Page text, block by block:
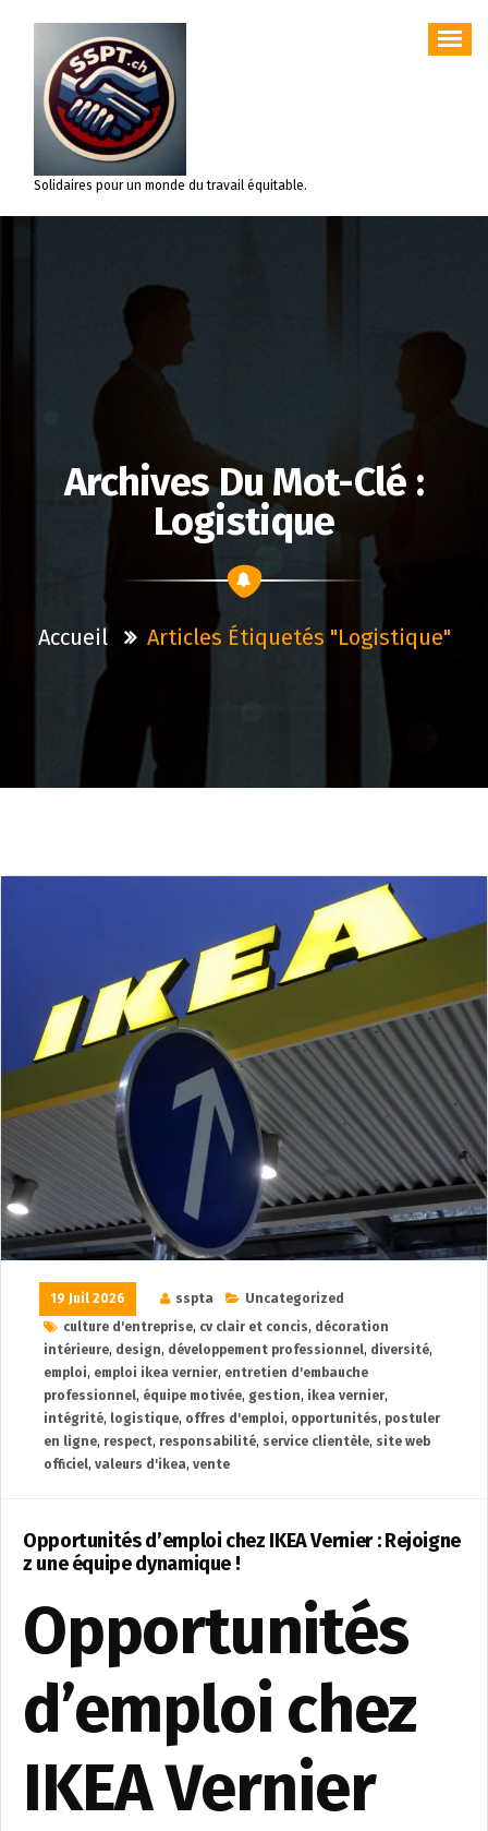
contenu
Solidaires pour un monde du travail équitable.
Archives Du Mot-Clé :
Logistique
Accueil Articles Étiquetés "logistique"
19 Juil 2026 sspta
Uncategorized
culture d'entreprise, cv clair et concis, décoration
intérieure, design, développement professionnel, diversité,
emploi, emploi ikea vernier, entretien d'embauche
professionnel, équipe motivée, gestion, ikea vernier,
intégrité, logistique, offres d'emploi, opportunités, postuler
en ligne, respect, responsabilité, service clientèle, site web
officiel, valeurs d'ikea, vente
Opportunités d’emploi chez IKEA Vernier : Rejoigne
z une équipe dynamique !
Opportunités
d’emploi chez
IKEA Vernier